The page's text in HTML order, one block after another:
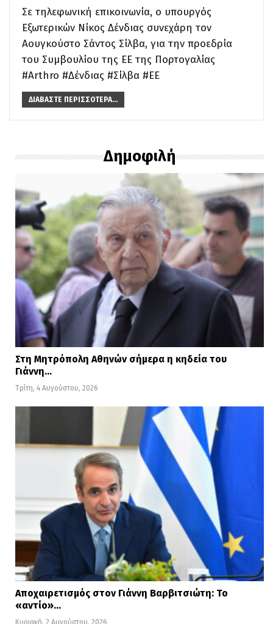
Σε τηλεφωνική επικοινωνία, ο υπουργός
Εξωτερικών Νίκος Δένδιας συνεχάρη τον
Αουγκούστο Σάντος Σίλβα, για την προεδρία
του Συμβουλίου της ΕΕ της Πορτογαλίας
#Arthro #Δένδιας #Σίλβα #EE
ΔΙΑΒΆΣΤΕ ΠΕΡΙΣΣΌΤΕΡΑ...
Δημοφιλή
Στη Μητρόπολη Αθηνών σήμερα η κηδεία του
Γιάννη…
Τρίτη, 4 Αυγούστου, 2026
Αποχαιρετισμός στον Γιάννη Βαρβιτσιώτη: Το
«αντίο»…
Κυριακή, 2 Αυγούστου, 2026